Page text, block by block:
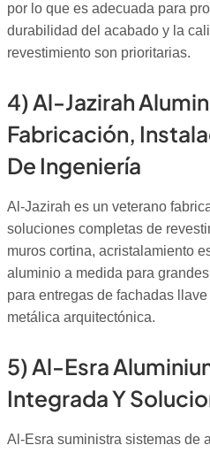
por lo que es adecuada para
durabilidad del acabado y la
revestimiento son prioritarias.
4) Al-Jazirah
Fabricación,
De Ingeniería
Al-Jazirah es un veterano
soluciones completas de
muros cortina, acristalamiento
aluminio a medida para
para entregas de fachadas
metálica arquitectónica.
5) Al-Esra
Integrada Y
Al-Esra suministra sistemas de